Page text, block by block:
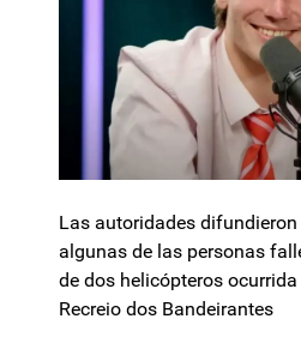
Las autoridades
algunas de las personas
de dos helicópteros
Recreio dos Bandeirantes